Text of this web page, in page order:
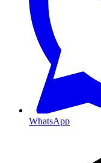
WhatsApp